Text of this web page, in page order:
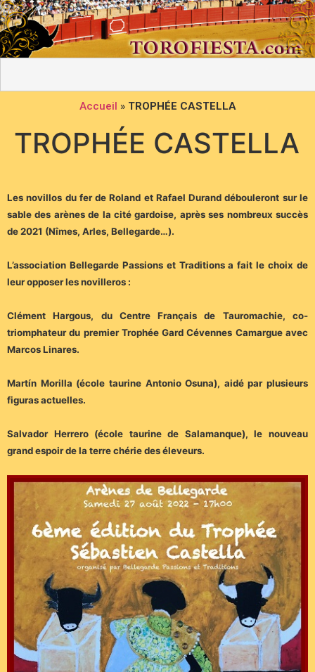
Accueil » TROPHÉE CASTELLA
TROPHÉE CASTELLA
Les novillos du fer de Roland et Rafael Durand débouleront sur le
sable des arènes de la cité gardoise, après ses nombreux succès
de 2021 (Nîmes, Arles, Bellegarde…).
L’association Bellegarde Passions et Traditions a fait le choix de
leur opposer les novilleros :
Clément Hargous, du Centre Français de Tauromachie, co-
triomphateur du premier Trophée Gard Cévennes Camargue avec
Marcos Linares.
Martín Morilla (école taurine Antonio Osuna), aidé par plusieurs
figuras actuelles.
Salvador Herrero (école taurine de Salamanque), le nouveau
grand espoir de la terre chérie des éleveurs.